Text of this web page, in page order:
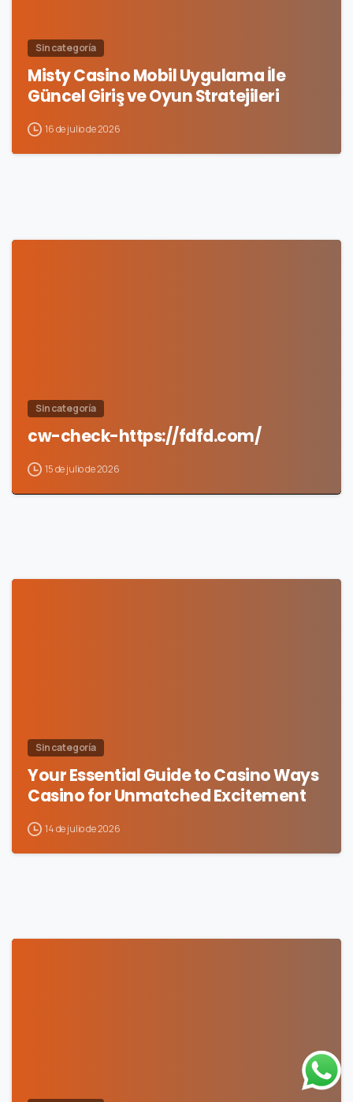
Sin categoría
Misty Casino Mobil Uygulama İle
Güncel Giriş ve Oyun Stratejileri
16 de julio de 2026
Sin categoría
cw-check-https://fdfd.com/
15 de julio de 2026
Sin categoría
Your Essential Guide to Casino Ways
Casino for Unmatched Excitement
14 de julio de 2026